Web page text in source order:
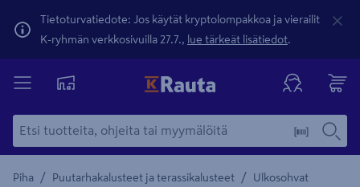
Tietoturvatiedote: Jos käytät kryptolompakkoa ja vierailit
K-ryhmän verkkosivuilla 27.7., lue tärkeät lisätiedot.
Piha / Puutarhakalusteet ja terassikalusteet / Ulkosohvat